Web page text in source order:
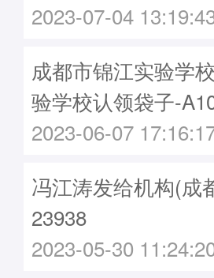
2023-07-04
成都市锦江实验学
验学校认领袋子-
2023-06-07
冯江涛发给机构(成
23938
2023-05-30